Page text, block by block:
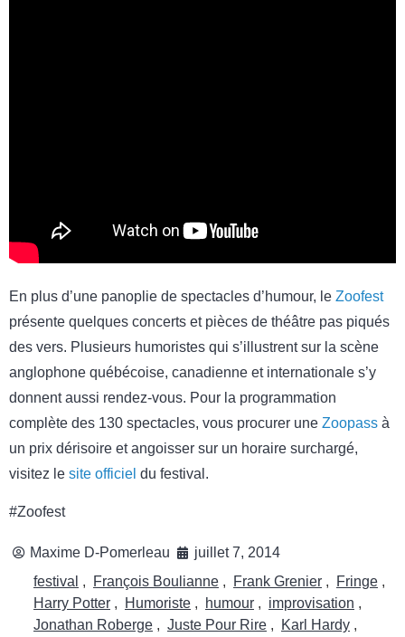
En plus d’une panoplie de spectacles d’humour, le Zoofest
présente quelques concerts et pièces de théâtre pas piqués
des vers. Plusieurs humoristes qui s’illustrent sur la scène
anglophone québécoise, canadienne et internationale s’y
donnent aussi rendez-vous. Pour la programmation
complète des 130 spectacles, vous procurer une Zoopass à
un prix dérisoire et angoisser sur un horaire surchargé,
visitez le site officiel du festival.
#Zoofest
Maxime D-Pomerleau
juillet 7, 2014
festival , François Boulianne , Frank Grenier , Fringe ,
Harry Potter , Humoriste , humour , improvisation ,
Jonathan Roberge , Juste Pour Rire , Karl Hardy ,